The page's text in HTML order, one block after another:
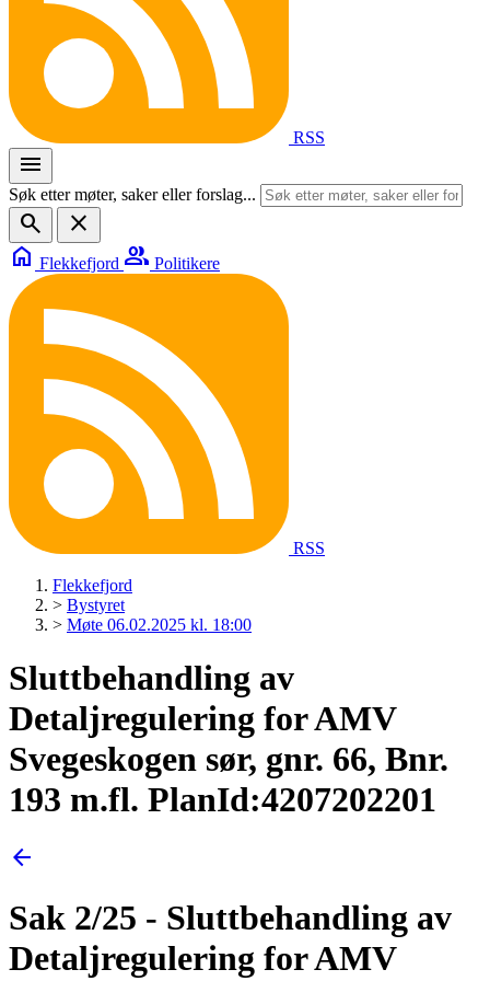
RSS
menu
Søk etter møter, saker eller forslag...
search
close
home Flekkefjord group Politikere
RSS
Flekkefjord
> Bystyret
> Møte 06.02.2025 kl. 18:00
Sluttbehandling av
Detaljregulering for AMV
Svegeskogen sør, gnr. 66, Bnr.
193 m.fl. PlanId:4207202201
arrow_back
Sak 2/25 - Sluttbehandling av
Detaljregulering for AMV